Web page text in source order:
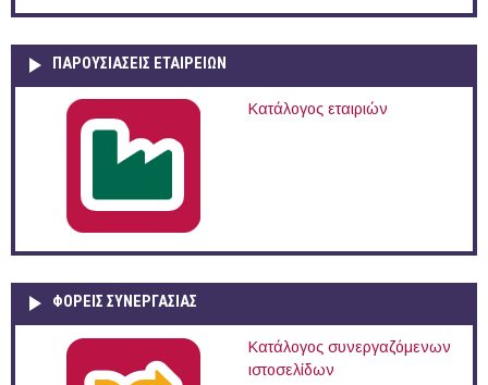
ΠΑΡΟΥΣΙΆΣΕΙΣ ΕΤΑΙΡΕΙΏΝ
Κατάλογος εταιριών
ΦΟΡΕΙΣ ΣΥΝΕΡΓΑΣΙΑΣ
Κατάλογος συνεργαζόμενων
ιστοσελίδων